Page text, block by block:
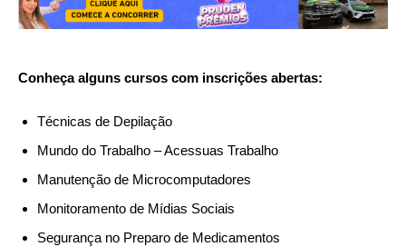
Conheça alguns cursos com inscrições abertas:
Técnicas de Depilação
Mundo do Trabalho – Acessuas Trabalho
Manutenção de Microcomputadores
Monitoramento de Mídias Sociais
Segurança no Preparo de Medicamentos